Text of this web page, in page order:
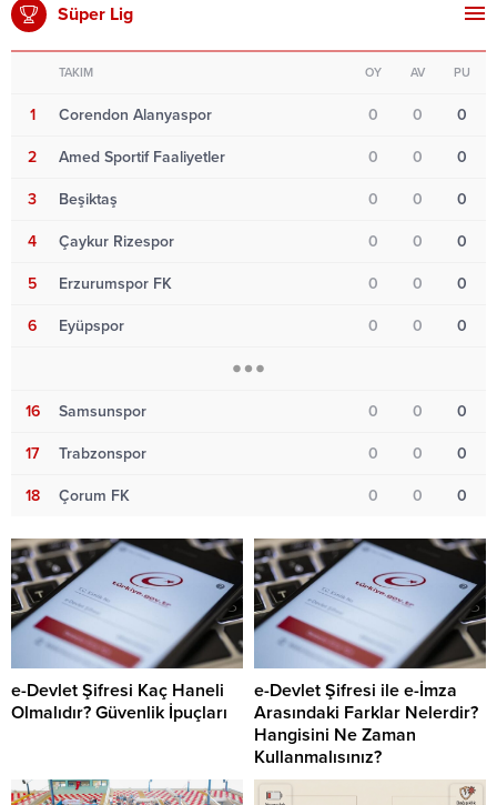
Süper Lig
TAKIM OY AV PU
1 Corendon Alanyaspor 0 0 0
2 Amed Sportif Faaliyetler 0 0 0
3 Beşiktaş 0 0 0
4 Çaykur Rizespor 0 0 0
5 Erzurumspor FK 0 0 0
6 Eyüpspor 0 0 0
16 Samsunspor 0 0 0
17 Trabzonspor 0 0 0
18 Çorum FK 0 0 0
e-Devlet Şifresi Kaç Haneli
Olmalıdır? Güvenlik İpuçları
e-Devlet Şifresi ile e-İmza
Arasındaki Farklar Nelerdir?
Hangisini Ne Zaman
Kullanmalısınız?